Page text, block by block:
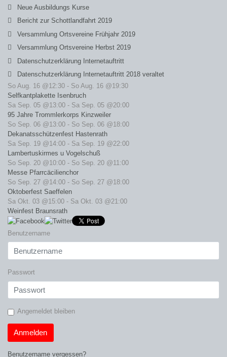
Neue Ausbildungs Kurse
Bericht zur Schottlandfahrt 2019
Versammlung Ortsvereine Frühjahr 2019
Versammlung Ortsvereine Herbst 2019
Datenschutzerklärung Internetauftritt
Datenschutzerklärung Internetauftritt 2018 veraltet
So Aug. 16 @12:30 - So Aug. 16 @19:30
Selfkantplakette Isenbruch
Sa Sep. 05 @13:00 - Sa Sep. 05 @20:00
95 Jahre Trommlerkorps Kinzweiler
So Sep. 06 @13:00 - So Sep. 06 @18:00
Dekanatsschützenfest Hastenrath
Sa Sep. 19 @14:00 - Sa Sep. 19 @22:00
Lambertuskirmes u Vogelschuß
So Sep. 20 @10:00 - So Sep. 20 @11:00
Messe Pfarrcäcilienchor
So Sep. 27 @14:00 - So Sep. 27 @18:00
Oktoberfest Saeffelen
Sa Okt. 03 @15:00 - Sa Okt. 03 @21:00
Weinfest Braunsrath
Benutzername
Passwort
Angemeldet bleiben
Anmelden
Benutzername vergessen?